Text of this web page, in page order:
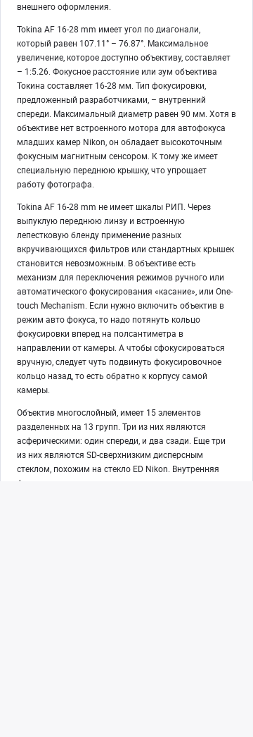
внешнего оформления.
Tokina AF 16-28 mm имеет угол по диагонали,
который равен 107.11° – 76.87°. Максимальное
увеличение, которое доступно объективу, составляет
– 1:5.26. Фокусное расстояние или зум объектива
Токина составляет 16-28 мм. Тип фокусировки,
предложенный разработчиками, – внутренний
спереди. Максимальный диаметр равен 90 мм. Хотя в
объективе нет встроенного мотора для автофокуса
младших камер Nikon, он обладает высокоточным
фокусным магнитным сенсором. К тому же имеет
специальную переднюю крышку, что упрощает
работу фотографа.
Tokina AF 16-28 mm не имеет шкалы РИП. Через
выпуклую переднюю линзу и встроенную
лепестковую бленду применение разных
вкручивающихся фильтров или стандартных крышек
становится невозможным. В объективе есть
механизм для переключения режимов ручного или
автоматического фокусирования «касание», или One-
touch Mechanism. Если нужно включить объектив в
режим авто фокуса, то надо потянуть кольцо
фокусировки вперед на полсантиметра в
направлении от камеры. А чтобы сфокусироваться
вручную, следует чуть подвинуть фокусировочное
кольцо назад, то есть обратно к корпусу самой
камеры.
Объектив многослойный, имеет 15 элементов
разделенных на 13 групп. Три из них являются
асферическими: один спереди, и два сзади. Еще три
из них являются SD-сверхнизким дисперсным
стеклом, похожим на стекло ED Nikon. Внутренняя
фокусировка – маленькая, но приятная деталь от